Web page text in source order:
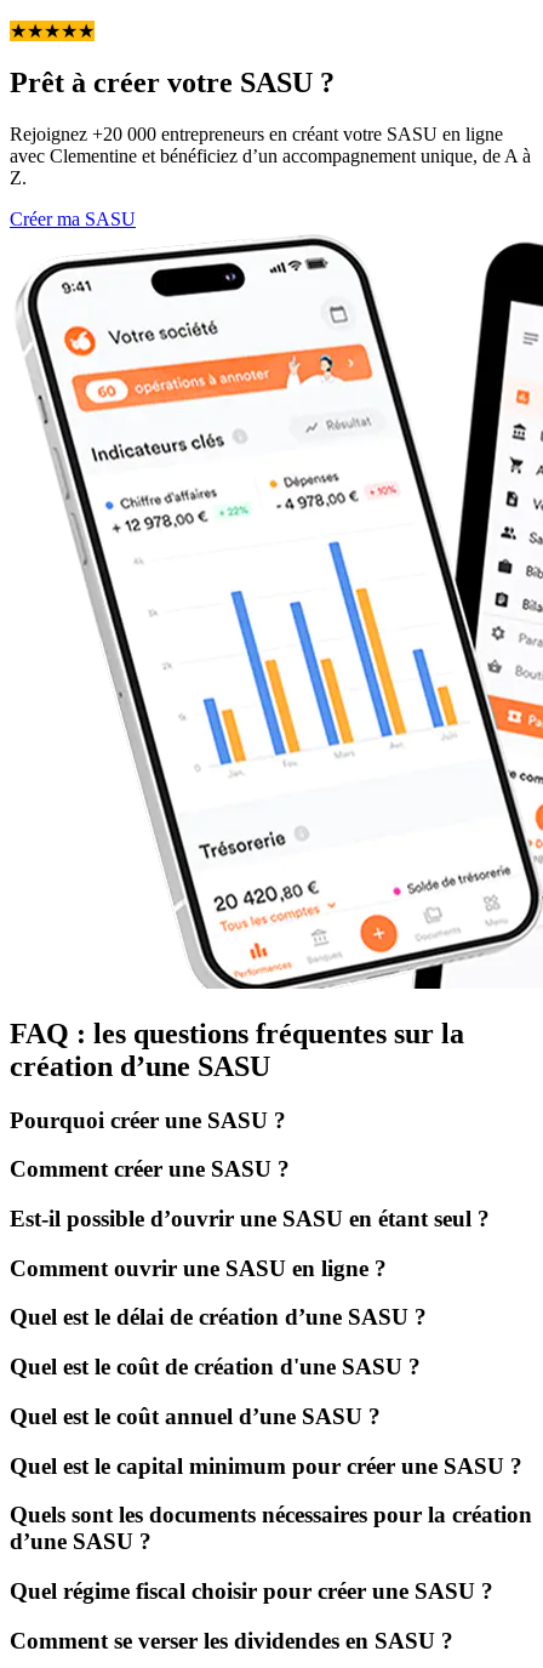
★★★★★
Prêt à créer votre SASU ?
Rejoignez +20 000 entrepreneurs en créant votre SASU en ligne
avec Clementine et bénéficiez d’un accompagnement unique, de A à
Z.
Créer ma SASU
FAQ : les questions fréquentes sur la
création d’une SASU
Pourquoi créer une SASU ?
Comment créer une SASU ?
Est-il possible d’ouvrir une SASU en étant seul ?
Comment ouvrir une SASU en ligne ?
Quel est le délai de création d’une SASU ?
Quel est le coût de création d'une SASU ?
Quel est le coût annuel d’une SASU ?
Quel est le capital minimum pour créer une SASU ?
Quels sont les documents nécessaires pour la création
d’une SASU ?
Quel régime fiscal choisir pour créer une SASU ?
Comment se verser les dividendes en SASU ?